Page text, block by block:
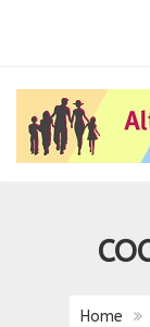
Home